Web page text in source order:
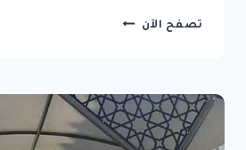
تصفح الآن تفصيل
حلول
عصرية
لحماية